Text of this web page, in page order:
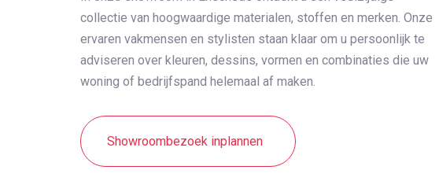
collectie van hoogwaardige materialen, stoffen en merken. Onze
ervaren vakmensen en stylisten staan klaar om u persoonlijk te
adviseren over kleuren, dessins, vormen en combinaties die uw
woning of bedrijfspand helemaal af maken.
Showroombezoek inplannen